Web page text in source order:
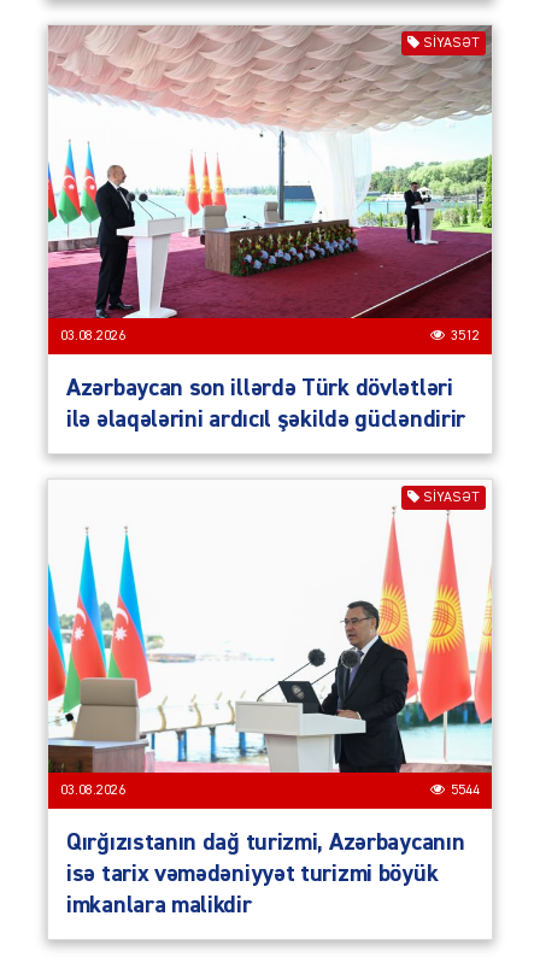
SIYASƏT
03.08.2026 3512
Azərbaycan son illərdə Türk dövlətləri
ilə əlaqələrini ardıcıl şəkildə gücləndirir
SIYASƏT
03.08.2026 5544
Qırğızıstanın dağ turizmi, Azərbaycanın
isə tarix vəmədəniyyət turizmi böyük
imkanlara malikdir